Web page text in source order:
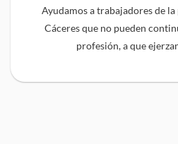
Ayudamos a trabajadores de
Cáceres que no pueden
profesión, a que